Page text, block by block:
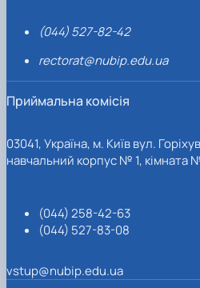
(044) 527-82-42
rectorat@nubip.edu.ua
Приймальна комісія
03041, Україна, м. Київ вул.
навчальний корпус № 1, кімната
(044) 258-42-63
(044) 527-83-08
vstup@nubip.edu.ua